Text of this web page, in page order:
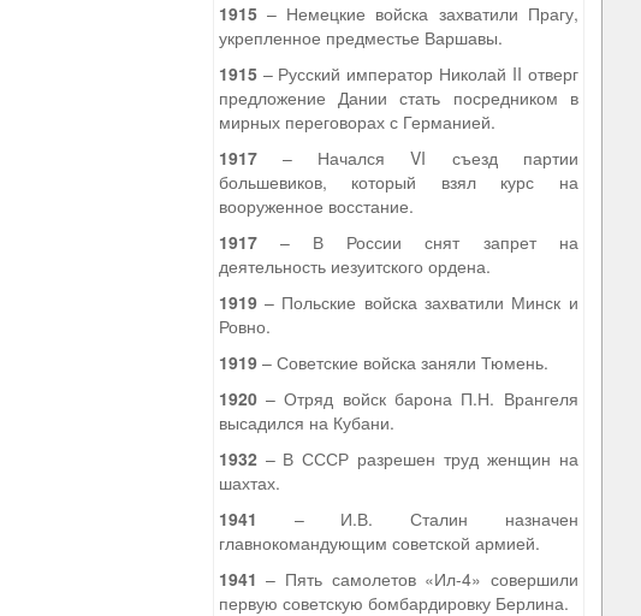
1915– Немецкие войска захватили Прагу,
укрепленное предместье Варшавы.
1915– Русский император Николай II отверг
предложение Дании стать посредником в
мирных переговорах с Германией.
1917– Начался VI съезд партии
большевиков, который взял курс на
вооруженное восстание.
1917– В России снят запрет на
деятельность иезуитского ордена.
1919– Польские войска захватили Минск и
Ровно.
1919– Советские войска заняли Тюмень.
1920– Отряд войск барона П.Н. Врангеля
высадился на Кубани.
1932– В СССР разрешен труд женщин на
шахтах.
1941 – И.В. Сталин назначен
главнокомандующим советской армией.
1941 – Пять самолетов «Ил-4» совершили
первую советскую бомбардировку Берлина.